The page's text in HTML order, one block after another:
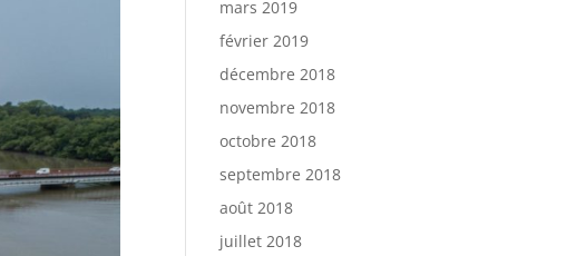
mars 2019
février 2019
décembre 2018
novembre 2018
octobre 2018
septembre 2018
août 2018
juillet 2018